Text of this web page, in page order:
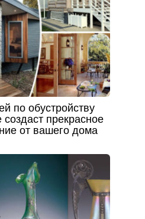
по обустройству
прекрасное
от вашего дома